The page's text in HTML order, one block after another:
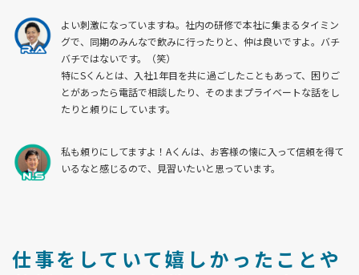
よい刺激になっていますね。社内の研修で本社に集まるタイミン
グで、同期のみんなで飲みに行ったりと、仲は良いですよ。バチ
バチではないです。（笑）
特にSくんとは、入社1年目を共に過ごしたこともあって、困りご
とがあったら電話で相談したり、そのままプライベートな話をし
たりと頼りにしています。
私も頼りにしてますよ！Aくんは、お客様の懐に入って信頼を得て
いるなと感じるので、見習いたいと思っています。
仕事をしていて嬉しかったことや